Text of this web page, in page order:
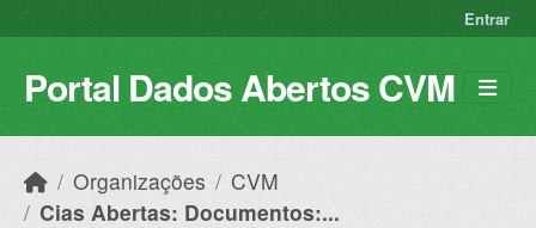
Entrar
Portal Dados Abertos CVM
Organizações
CVM
Cias Abertas: Documentos:...